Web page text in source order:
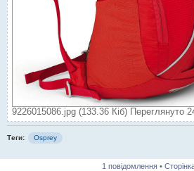
9226015086.jpg (133.36 Кіб) Переглянуто
Теги: Osprey
1 повідомлення •